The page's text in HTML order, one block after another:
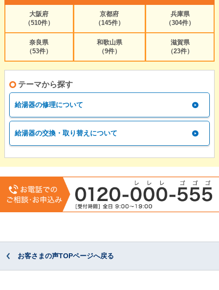
大阪府
（510件）
京都府
（145件）
兵庫県
（304件）
奈良県
（53件）
和歌山県
（9件）
滋賀県
（23件）
テーマから探す
給湯器の修理について
給湯器の交換・取り替えについて
お客さまの声TOPページへ戻る